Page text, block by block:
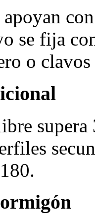
se fija
o
supera